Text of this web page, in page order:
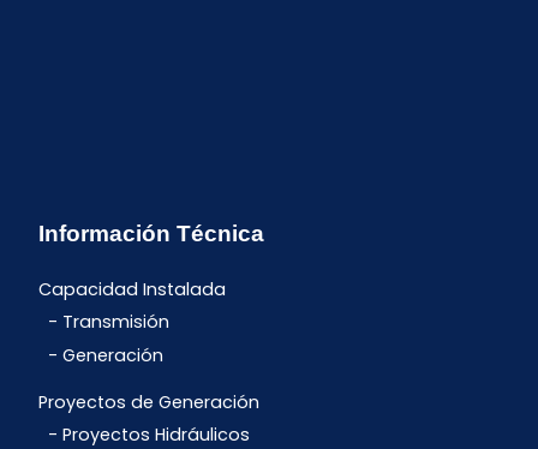
Información Técnica
Capacidad Instalada
Transmisión
Generación
Proyectos de Generación
Proyectos Hidráulicos